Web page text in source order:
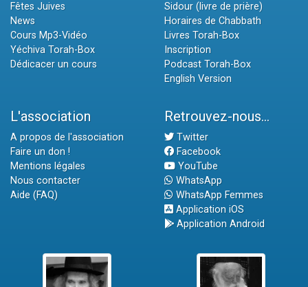
Fêtes Juives
News
Cours Mp3-Vidéo
Yéchiva Torah-Box
Dédicacer un cours
Sidour (livre de prière)
Horaires de Chabbath
Livres Torah-Box
Inscription
Podcast Torah-Box
English Version
L'association
A propos de l'association
Faire un don !
Mentions légales
Nous contacter
Aide (FAQ)
Retrouvez-nous...
Twitter
Facebook
YouTube
WhatsApp
WhatsApp Femmes
Application iOS
Application Android